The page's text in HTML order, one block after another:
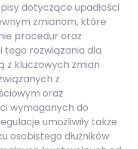
dotyczące upadłości
zmianom, które
procedur oraz
tego rozwiązania dla
z kluczowych zmian
z
oraz
wymaganych do
umożliwiły także
osobistego dłużników